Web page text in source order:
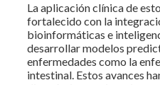
La aplicación clínica de
fortalecido con la
bioinformáticas e
desarrollar modelos
enfermedades como la
intestinal. Estos avances